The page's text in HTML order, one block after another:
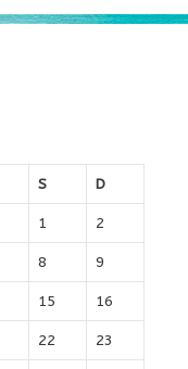
S D
1 2
8 9
15 16
22 23